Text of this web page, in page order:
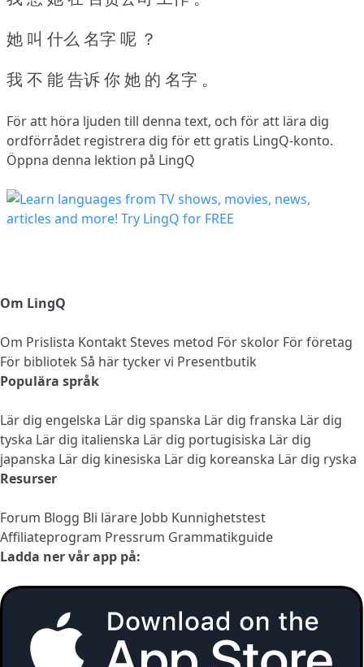
她 叫 什么 名字 呢 ？
我 不 能 告诉 你 她 的 名字 。
För att höra ljuden till denna text, och för att lära dig
ordförrådet registrera dig för ett gratis LingQ-konto.
Öppna denna lektion på LingQ
Om LingQ
Om Prislista KontaktSteves metod För skolor För företag
För bibliotek Så här tycker vi Presentbutik
Populära språk
Lär dig engelska Lär dig spanska Lär dig franska Lär dig
tyska Lär dig italienska Lär dig portugisiska Lär dig
japanska Lär dig kinesiska Lär dig koreanska Lär dig ryska
Resurser
Forum Blogg Bli lärare Jobb Kunnighetstest
Affiliateprogram Pressrum Grammatikguide
Ladda ner vår app på: